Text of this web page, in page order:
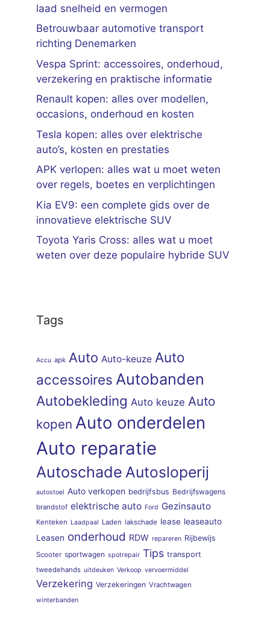
laad snelheid en vermogen
Betrouwbaar automotive transport
richting Denemarken
Vespa Sprint: accessoires, onderhoud,
verzekering en praktische informatie
Renault kopen: alles over modellen,
occasions, onderhoud en kosten
Tesla kopen: alles over elektrische
auto’s, kosten en prestaties
APK verlopen: alles wat u moet weten
over regels, boetes en verplichtingen
Kia EV9: een complete gids over de
innovatieve elektrische SUV
Toyota Yaris Cross: alles wat u moet
weten over deze populaire hybride SUV
Tags
Accu apk Auto Auto-keuze Auto
accessoires Autobanden
Autobekleding Auto keuze Auto
kopen Auto onderdelen
Auto reparatie
Autoschade Autosloperij
autostoel Auto verkopen bedrijfsbus Bedrijfswagens
brandstof elektrische auto Ford Gezinsauto
Kenteken Laadpaal Laden lakschade lease leaseauto
Leasen onderhoud RDW repareren Rijbewijs
Scooter sportwagen spotrepair Tips transport
tweedehands uitdeuken Verkoop vervoermiddel
Verzekering Verzekeringen Vrachtwagen
winterbanden